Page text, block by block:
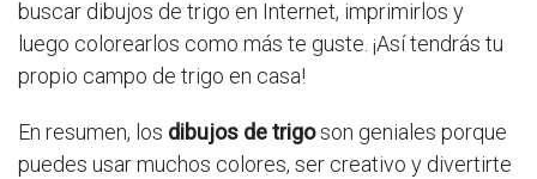
buscar dibujos de trigo en Internet, imprimirlos y
luego colorearlos como más te guste. ¡Así tendrás tu
propio campo de trigo en casa!
En resumen, los dibujos de trigoson geniales porque
puedes usar muchos colores, ser creativo y divertirte